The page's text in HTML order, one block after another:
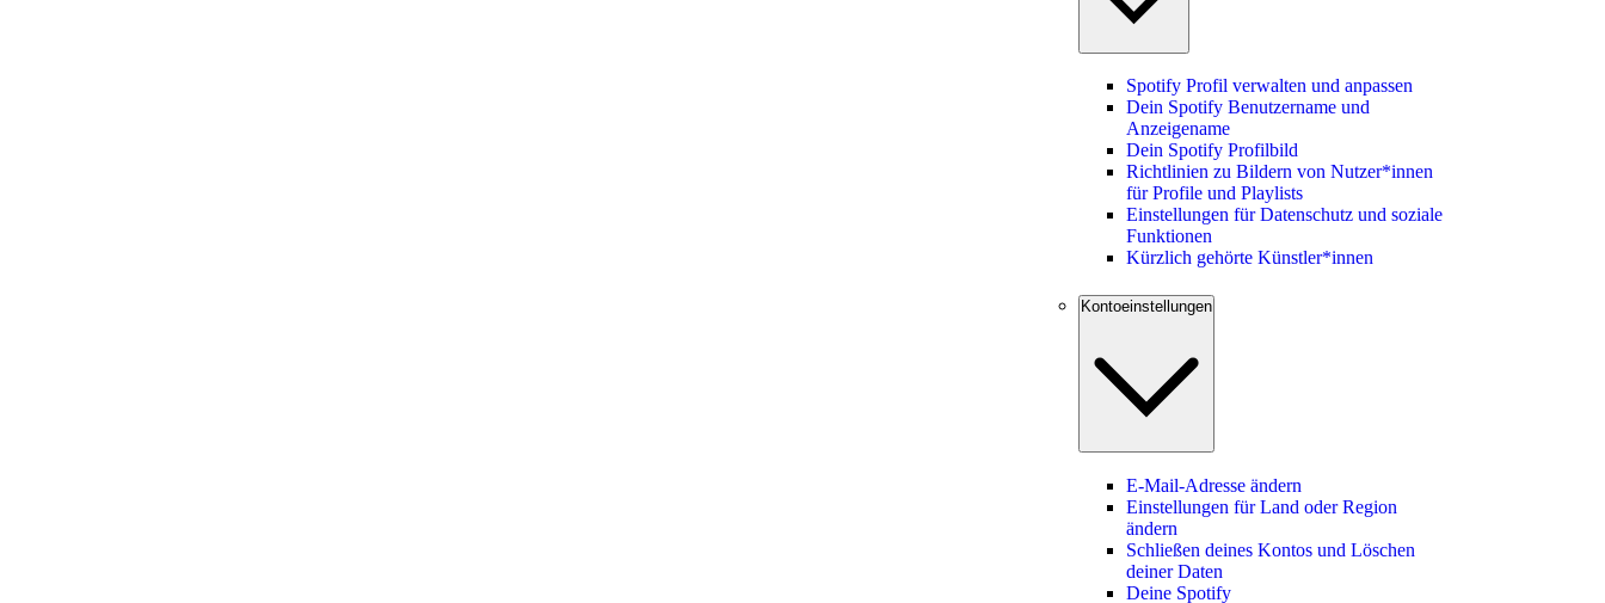
Spotify Profil verwalten und anpassen
Dein Spotify Benutzername und
Anzeigename
Dein Spotify Profilbild
Richtlinien zu Bildern von Nutzer*innen
für Profile und Playlists
Einstellungen für Datenschutz und soziale
Funktionen
Kürzlich gehörte Künstler*innen
Kontoeinstellungen
E-Mail-Adresse ändern
Einstellungen für Land oder Region
ändern
Schließen deines Kontos und Löschen
deiner Daten
Deine Spotify